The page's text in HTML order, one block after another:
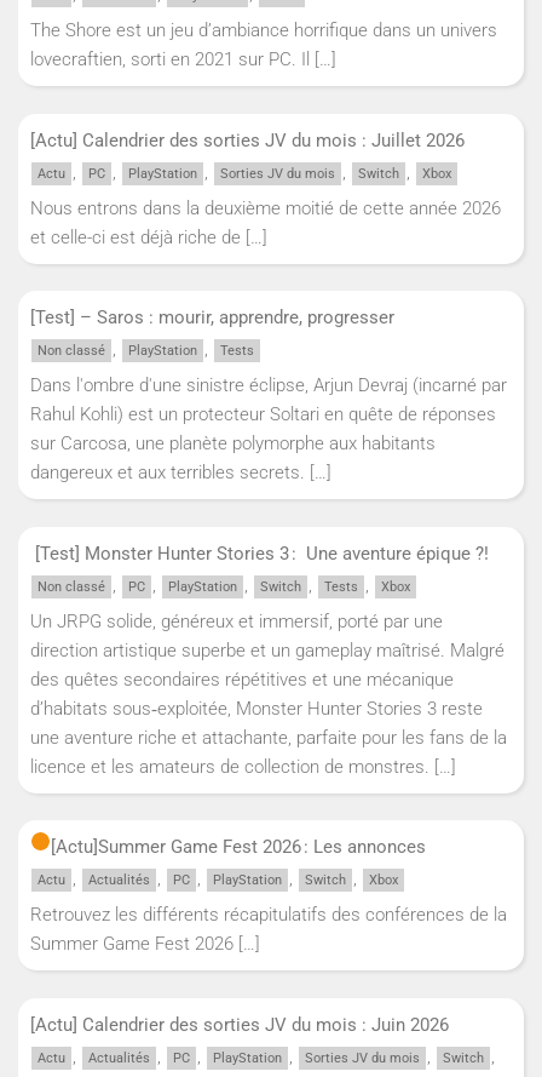
The Shore est un jeu d’ambiance horrifique dans un univers
lovecraftien, sorti en 2021 sur PC. Il […]
[Actu] Calendrier des sorties JV du mois : Juillet 2026
Actu , PC , PlayStation , Sorties JV du mois , Switch , Xbox
Nous entrons dans la deuxième moitié de cette année 2026
et celle-ci est déjà riche de […]
[Test] – Saros : mourir, apprendre, progresser
Non classé , PlayStation , Tests
Dans l'ombre d'une sinistre éclipse, Arjun Devraj (incarné par
Rahul Kohli) est un protecteur Soltari en quête de réponses
sur Carcosa, une planète polymorphe aux habitants
dangereux et aux terribles secrets. […]
[Test] Monster Hunter Stories 3 : Une aventure épique ?!
Non classé , PC , PlayStation , Switch , Tests , Xbox
Un JRPG solide, généreux et immersif, porté par une
direction artistique superbe et un gameplay maîtrisé. Malgré
des quêtes secondaires répétitives et une mécanique
d’habitats sous‑exploitée, Monster Hunter Stories 3 reste
une aventure riche et attachante, parfaite pour les fans de la
licence et les amateurs de collection de monstres. […]
[Actu]Summer Game Fest 2026 : Les annonces
Actu , Actualités , PC , PlayStation , Switch , Xbox
Retrouvez les différents récapitulatifs des conférences de la
Summer Game Fest 2026 […]
[Actu] Calendrier des sorties JV du mois : Juin 2026
Actu , Actualités , PC , PlayStation , Sorties JV du mois , Switch ,